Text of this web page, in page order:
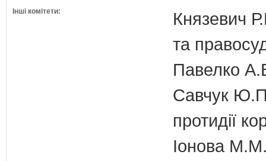
Інші комітети:
Князевич
та
Павелко
Савчук Ю.П.
протидії
Іонова М.М.